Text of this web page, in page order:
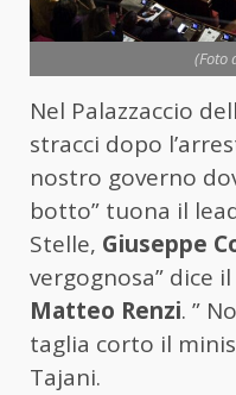
(Foto
Nel Palazzaccio
stracci dopo
nostro governo
botto” tuona il
Stelle, Giuseppe
vergognosa” dice
Matteo Renzi. ”
taglia corto il
Tajani.